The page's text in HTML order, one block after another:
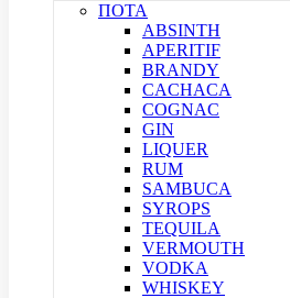
ΠΟΤΑ
ABSINTH
APERITIF
BRANDY
CACHACA
COGNAC
GIN
LIQUER
RUM
SAMBUCA
SYROPS
TEQUILA
VERMOUTH
VODKA
WHISKEY